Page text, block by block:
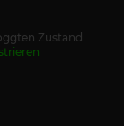
Zustand